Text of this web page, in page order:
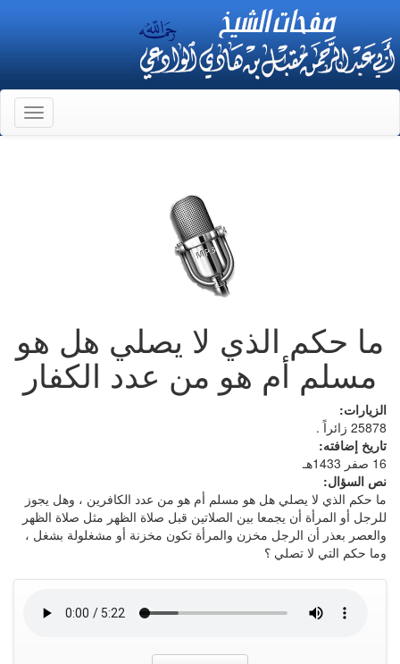
ما حكم الذي لا يصلي هل هو
مسلم أم هو من عدد الكفار
الزيارات:
25878 زائراً .
تاريخ إضافته:
16 صفر 1433هـ
نص السؤال:
ما حكم الذي لا يصلي هل هو مسلم أم هو من عدد الكافرين ، وهل يجوز
للرجل أو المرأة أن يجمعا بين الصلاتين قبل صلاة الظهر مثل صلاة الظهر
والعصر بعذر أن الرجل مخزن والمرأة تكون مخزنة أو مشغلولة بشغل ،
وما حكم التي لا تصلي ؟